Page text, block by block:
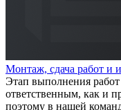
Монтаж, сдача работ и
Этап выполнения
ответственным, как и
поэтому в нашей